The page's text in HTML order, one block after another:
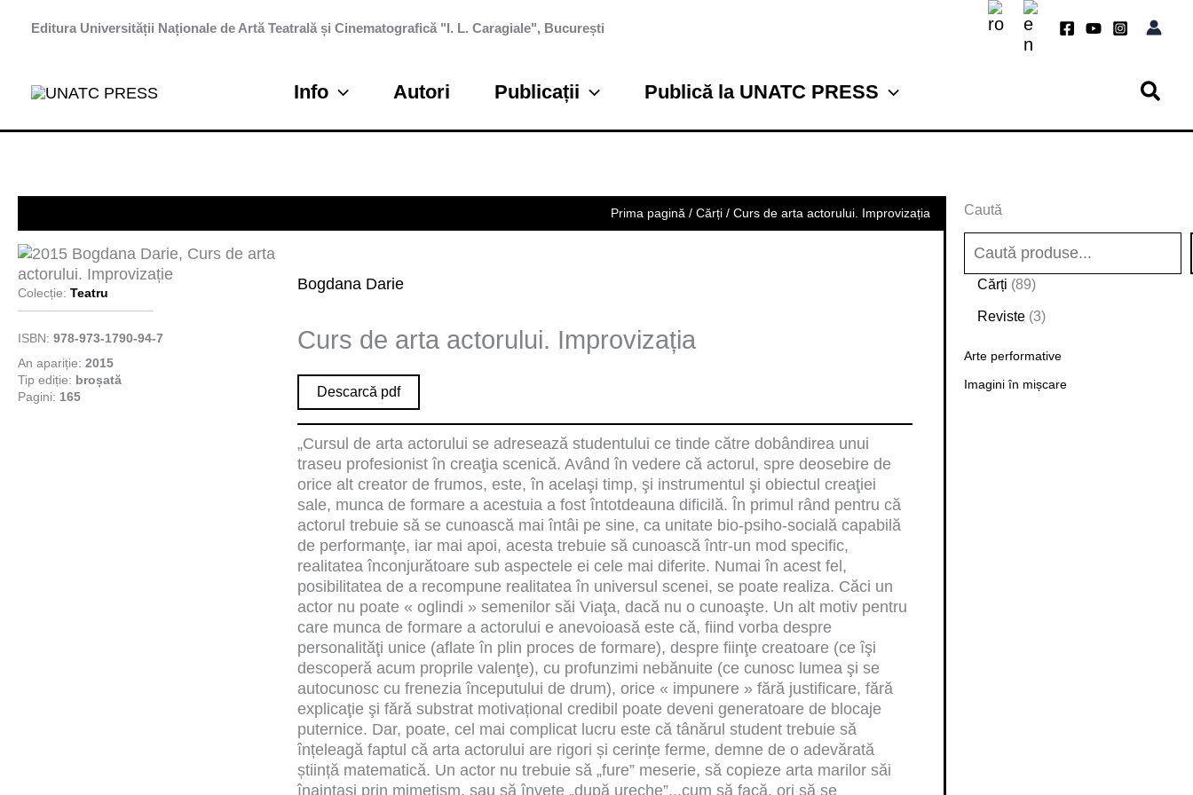
Editura Universității Naționale de Artă Teatrală și Cinematografică "I. L. Caragiale", București
Info Autori Publicații Publică la UNATC PRESS
Prima pagină /Cărți / Curs de arta actorului. Improvizația
Colecție: Teatru
ISBN: 978-973-1790-94-7
An apariție: 2015
Tip ediție: broșată
Pagini: 165
Bogdana Darie
Curs de arta actorului. Improvizația
Descarcă pdf
„Cursul de arta actorului se adresează studentului ce tinde către dobândirea unui
traseu profesionist în creaţia scenică. Având în vedere că actorul, spre deosebire de
orice alt creator de frumos, este, în acelaşi timp, şi instrumentul şi obiectul creaţiei
sale, munca de formare a acestuia a fost întotdeauna dificilă. În primul rând pentru că
actorul trebuie să se cunoască mai întâi pe sine, ca unitate bio-psiho-socială capabilă
de performanţe, iar mai apoi, acesta trebuie să cunoască într-un mod specific,
realitatea înconjurătoare sub aspectele ei cele mai diferite. Numai în acest fel,
posibilitatea de a recompune realitatea în universul scenei, se poate realiza. Căci un
actor nu poate « oglindi » semenilor săi Viaţa, dacă nu o cunoaşte. Un alt motiv pentru
care munca de formare a actorului e anevoioasă este că, fiind vorba despre
personalităţi unice (aflate în plin proces de formare), despre fiinţe creatoare (ce îşi
descoperă acum proprile valenţe), cu profunzimi nebănuite (ce cunosc lumea şi se
autocunosc cu frenezia începutului de drum), orice « impunere » fără justificare, fără
explicaţie şi fără substrat motivațional credibil poate deveni generatoare de blocaje
puternice. Dar, poate, cel mai complicat lucru este că tânărul student trebuie să
înțeleagă faptul că arta actorului are rigori și cerințe ferme, demne de o adevărată
știință matematică. Un actor nu trebuie să „fure” meserie, să copieze arta marilor săi
înaintași prin mimetism, sau să învețe „după ureche”...cum să facă, ori să se
Caută
Cărți 898
d
r
Reviste 33
r
o
Arte performative
Imagini în mișcare